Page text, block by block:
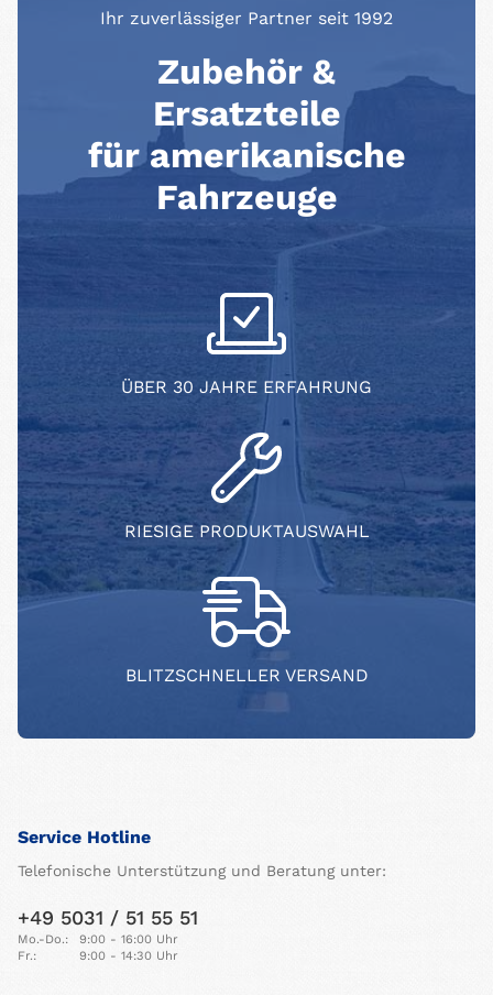
Ihr zuverlässiger Partner seit 1992
Zubehör &
Ersatzteile
für amerikanische
Fahrzeuge
ÜBER 30 JAHRE ERFAHRUNG
RIESIGE PRODUKTAUSWAHL
BLITZSCHNELLER VERSAND
Service Hotline
Telefonische Unterstützung und Beratung unter:
+49 5031 / 51 55 51
Mo.-Do.:
9:00 - 16:00 Uhr
Fr.:
9:00 - 14:30 Uhr